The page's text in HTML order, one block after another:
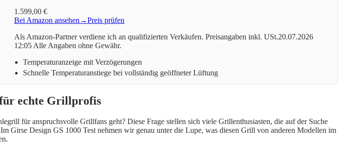
1.599,00 €
Bei Amazon ansehen →Preis prüfen
Als Amazon-Partner verdiene ich an qualifizierten Verkäufen. Preisangaben inkl. USt.20.07.2026
12:05 Alle Angaben ohne Gewähr.
Temperaturanzeige mit Verzögerungen
Schnelle Temperaturanstiege bei vollständig geöffneter Lüftung
echte Grillprofis
für anspruchsvolle Grillfans geht? Diese Frage stellen sich viele Grillenthusiasten, die auf der Suche
Girse Design GS 1000 Test nehmen wir genau unter die Lupe, was diesen Grill von anderen Modellen im